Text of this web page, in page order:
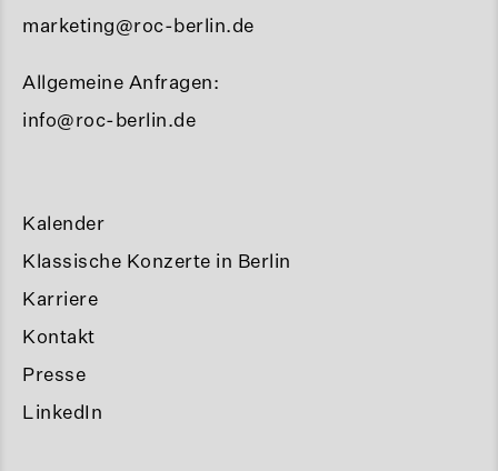
marketing@roc-berlin.de
Allgemeine Anfragen:
info@roc-berlin.de
Kalender
Klassische Konzerte in Berlin
Karriere
Kontakt
Presse
LinkedIn